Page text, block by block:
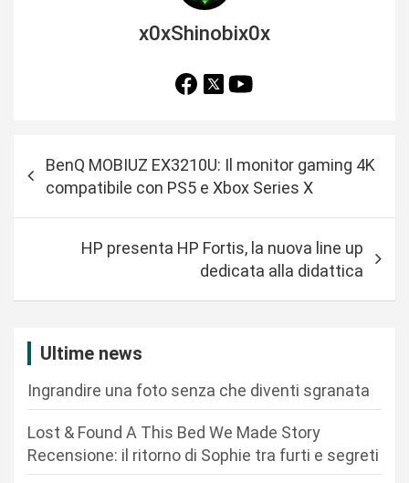
x0xShinobix0x
a
BenQ MOBIUZ EX3210U: Il monitor gaming 4K
compatibile con PS5 e Xbox Series X
HP presenta HP Fortis, la nuova line up
dedicata alla didattica
Ultime news
Ingrandire una foto senza che diventi sgranata
Lost & Found A This Bed We Made Story
Recensione: il ritorno di Sophie tra furti e segreti